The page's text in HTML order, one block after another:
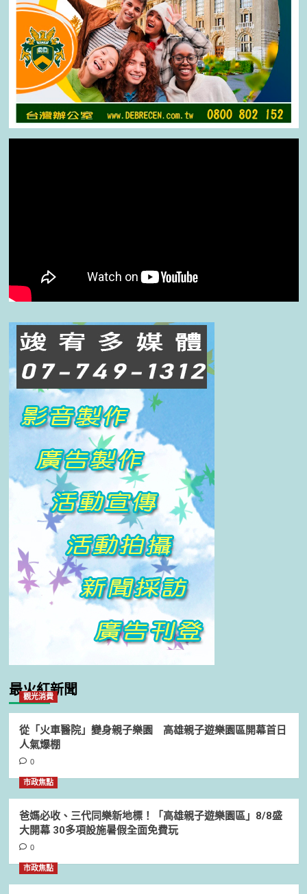
最火紅新聞
觀光消費
從「火車醫院」變身親子樂園 高雄親子遊樂園區開幕首日
人氣爆棚
0
市政焦點
爸媽必收、三代同樂新地標！「高雄親子遊樂園區」8/8盛
大開幕 30多項設施暑假全面免費玩
0
市政焦點